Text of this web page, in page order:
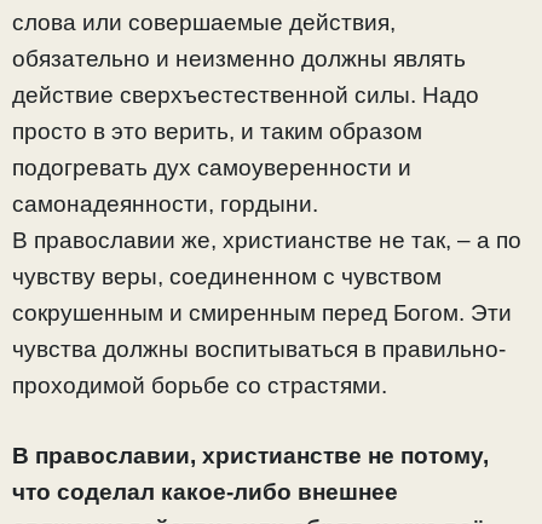
слова или совершаемые действия,
обязательно и неизменно должны являть
действие сверхъестественной силы. Надо
просто в это верить, и таким образом
подогревать дух самоуверенности и
самонадеянности, гордыни.
В православии же, христианстве не так, – а по
чувству веры, соединенном с чувством
сокрушенным и смиренным перед Богом. Эти
чувства должны воспитываться в правильно-
проходимой борьбе со страстями.
В православии, христианстве не потому,
что соделал какое-либо внешнее